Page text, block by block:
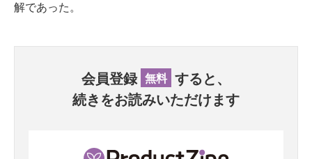
解であった。
会員登録 無料 すると、
続きをお読みいただけます